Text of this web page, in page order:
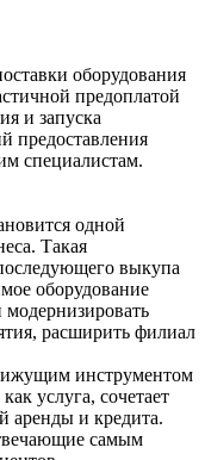
оборудования
предоплатой
и запуска
предоставления
специалистам.
одной
Такая
выкупа
оборудование
расширить филиал
инструментом
услуга, сочетает
аренды и кредита.
самым